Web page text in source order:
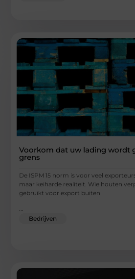
Voorkom dat uw lading wordt
grens
De ISPM 15 norm is voor veel
maar keiharde realiteit. Wie houten
gebruikt voor export buiten
...
Bedrijven